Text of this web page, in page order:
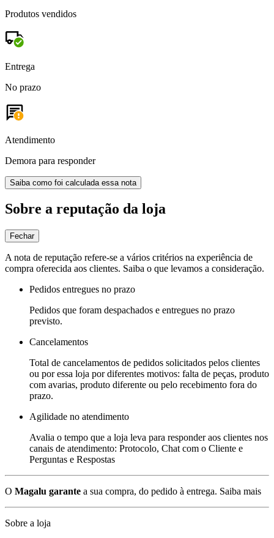
Produtos vendidos
Entrega
No prazo
Atendimento
Demora para responder
Saiba como foi calculada essa nota
Sobre a reputação da loja
Fechar
A nota de reputação refere-se a vários critérios na experiência de
compra oferecida aos clientes. Saiba o que levamos a consideração.
Pedidos entregues no prazo
Pedidos que foram despachados e entregues no prazo
previsto.
Cancelamentos
Total de cancelamentos de pedidos solicitados pelos clientes
ou por essa loja por diferentes motivos: falta de peças, produto
com avarias, produto diferente ou pelo recebimento fora do
prazo.
Agilidade no atendimento
Avalia o tempo que a loja leva para responder aos clientes nos
canais de atendimento: Protocolo, Chat com o Cliente e
Perguntas e Respostas
O Magalu garante a sua compra, do pedido à entrega. Saiba mais
Sobre a loja